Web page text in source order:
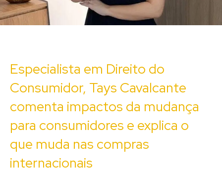
Especialista em Direito do
Consumidor, Tays Cavalcante
comenta impactos da mudança
para consumidores e explica o
que muda nas compras
internacionais